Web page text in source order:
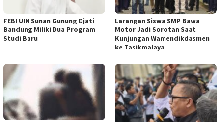
FEBI UIN Sunan Gunung Djati
Bandung Miliki Dua Program
Studi Baru
Larangan Siswa SMP Bawa
Motor Jadi Sorotan Saat
Kunjungan Wamendikdasmen
ke Tasikmalaya